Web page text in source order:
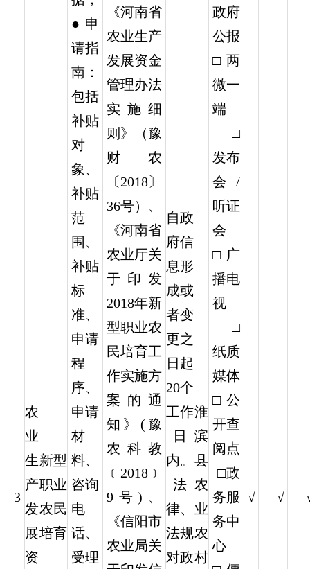
3
农
业
生
产
发
展
资
新型
职业
农民
培育
● 申
请指
南：
包括
补贴
对
象、
补贴
范
围、
补贴
标
准、
申请
程
序、
申请
材
料、
咨询
电
话、
受理
《河南省
农业生产
发展资金
管理办法
实施细
则》（豫
财农
〔2018〕
36号）、
《河南省
农业厅关
于印发
2018年新
型职业农
民培育工
作实施方
案的通
知》(豫
农科教
﹝2018﹞
9号)、
《信阳市
农业局关
自政
府信
息形
成或
者变
更之
日起
20个
工作
日
内。
法
律、
法规
对政
淮
滨
县
农
业
农
村
政府
公报
□两
微一
端
□
发布
会/
听证
会
□广
播电
视
□
纸质
媒体
□公
开查
阅点
□政
务服
务中
心
√ √